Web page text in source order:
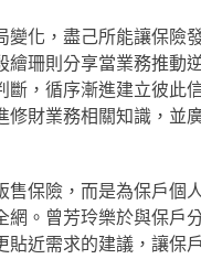
變化，盡己所能讓保險
繪珊則分享當業務推動
斷，循序漸進建立彼此
修財業務相關知識，並
售保險，而是為保戶個
網。曾芳玲樂於與保戶
貼近需求的建議，讓保